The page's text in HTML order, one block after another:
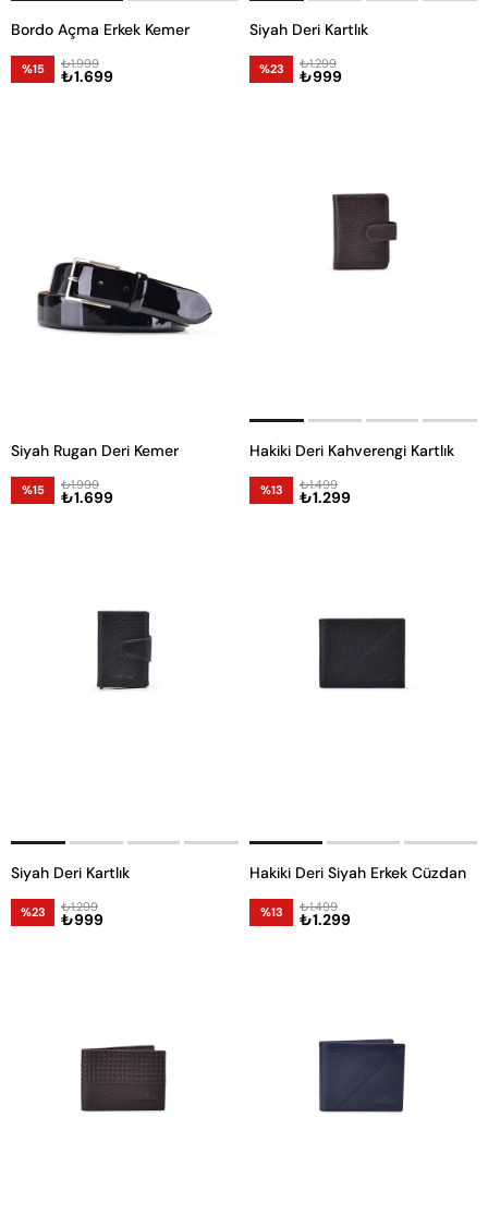
Bordo Açma Erkek Kemer
%15 ₺1.699
₺1.999
Siyah Deri Kartlık
%23 ₺999
₺1.299
Siyah Rugan Deri Kemer
%15 ₺1.699
₺1.999
Hakiki Deri Kahverengi Kartlık
%13 ₺1.299
₺1.499
Siyah Deri Kartlık
%23 ₺999
₺1.299
Hakiki Deri Siyah Erkek Cüzdan
%13 ₺1.299
₺1.499